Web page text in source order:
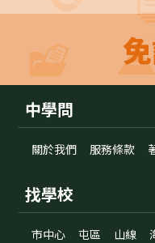
中學問
關於我們 服務條款
找學校
市中心 屯區 山線